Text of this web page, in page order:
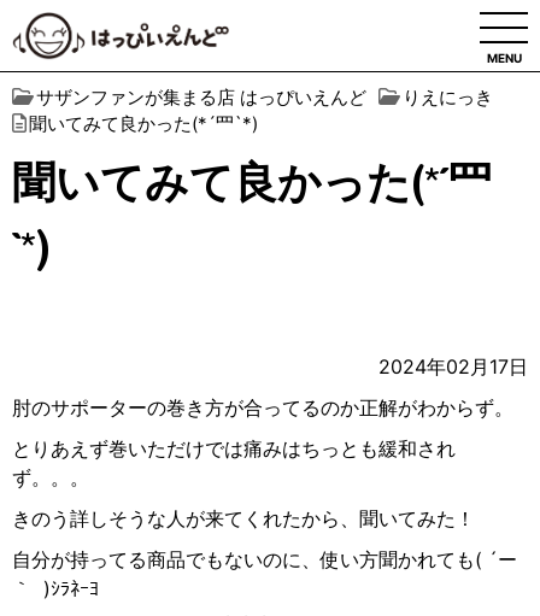
MENU
サザンファンが集まる店 はっぴいえんど
りえにっき
聞いてみて良かった(*´罒`*)
聞いてみて良かった(*´罒
`*)
2024年02月17日
肘のサポーターの巻き方が合ってるのか正解がわからず。
とりあえず巻いただけでは痛みはちっとも緩和され
ず。。。
きのう詳しそうな人が来てくれたから、聞いてみた！
自分が持ってる商品でもないのに、使い方聞かれても( ´ー
｀
)ｼﾗﾈｰﾖ